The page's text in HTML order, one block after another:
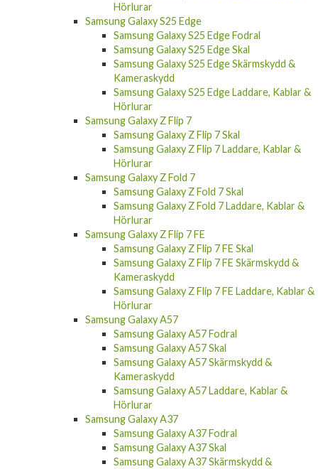
Hörlurar
Samsung Galaxy S25 Edge
Samsung Galaxy S25 Edge Fodral
Samsung Galaxy S25 Edge Skal
Samsung Galaxy S25 Edge Skärmskydd &
Kameraskydd
Samsung Galaxy S25 Edge Laddare, Kablar &
Hörlurar
Samsung Galaxy Z Flip 7
Samsung Galaxy Z Flip 7 Skal
Samsung Galaxy Z Flip 7 Laddare, Kablar &
Hörlurar
Samsung Galaxy Z Fold 7
Samsung Galaxy Z Fold 7 Skal
Samsung Galaxy Z Fold 7 Laddare, Kablar &
Hörlurar
Samsung Galaxy Z Flip 7 FE
Samsung Galaxy Z Flip 7 FE Skal
Samsung Galaxy Z Flip 7 FE Skärmskydd &
Kameraskydd
Samsung Galaxy Z Flip 7 FE Laddare, Kablar &
Hörlurar
Samsung Galaxy A57
Samsung Galaxy A57 Fodral
Samsung Galaxy A57 Skal
Samsung Galaxy A57 Skärmskydd &
Kameraskydd
Samsung Galaxy A57 Laddare, Kablar &
Hörlurar
Samsung Galaxy A37
Samsung Galaxy A37 Fodral
Samsung Galaxy A37 Skal
Samsung Galaxy A37 Skärmskydd &